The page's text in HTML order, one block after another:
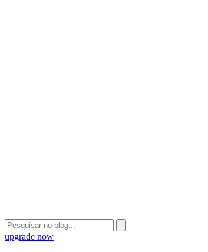
upgrade now